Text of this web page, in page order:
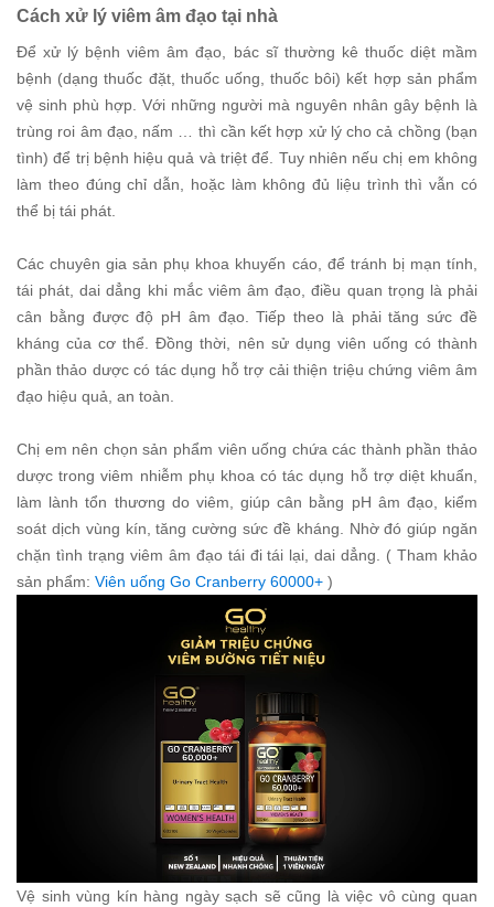
Cách xử lý viêm âm đạo tại nhà
Để xử lý bệnh viêm âm đạo, bác sĩ thường kê thuốc diệt mầm
bệnh (dạng thuốc đặt, thuốc uống, thuốc bôi) kết hợp sản phẩm
vệ sinh phù hợp. Với những người mà nguyên nhân gây bệnh là
trùng roi âm đạo, nấm … thì cần kết hợp xử lý cho cả chồng (bạn
tình) để trị bệnh hiệu quả và triệt để. Tuy nhiên nếu chị em không
làm theo đúng chỉ dẫn, hoặc làm không đủ liệu trình thì vẫn có
thể bị tái phát.
Các chuyên gia sản phụ khoa khuyến cáo, để tránh bị mạn tính,
tái phát, dai dẳng khi mắc viêm âm đạo, điều quan trọng là phải
cân bằng được độ pH âm đạo. Tiếp theo là phải tăng sức đề
kháng của cơ thể. Đồng thời, nên sử dụng viên uống có thành
phần thảo dược có tác dụng hỗ trợ cải thiện triệu chứng viêm âm
đạo hiệu quả, an toàn.
Chị em nên chọn sản phẩm viên uống chứa các thành phần thảo
dược trong viêm nhiễm phụ khoa có tác dụng hỗ trợ diệt khuẩn,
làm lành tổn thương do viêm, giúp cân bằng pH âm đạo, kiểm
soát dịch vùng kín, tăng cường sức đề kháng. Nhờ đó giúp ngăn
chặn tình trạng viêm âm đạo tái đi tái lại, dai dẳng. ( Tham khảo
sản phẩm: Viên uống Go Cranberry 60000+ )
Vệ sinh vùng kín hàng ngày sạch sẽ cũng là việc vô cùng quan